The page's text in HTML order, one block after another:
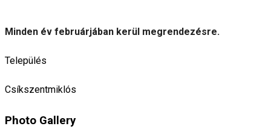
Minden év februárjában kerül megrendezésre.
Település
Csíkszentmiklós
Photo Gallery